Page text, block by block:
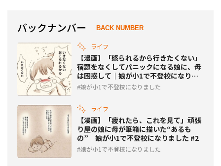
バックナンバー BACK NUMBER
ライフ
【漫画】「怒られるから行きたくない」
宿題をなくしてパニックになる娘に、母
は困惑して｜娘が小1で不登校になりま
した #3
娘が小1で不登校になりました
ライフ
【漫画】「疲れたら、これを見て」頑張
り屋の娘に母が筆箱に描いた“あるも
の”｜娘が小1で不登校になりました #2
娘が小1で不登校になりました